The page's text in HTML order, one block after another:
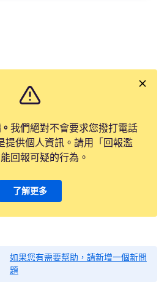
我們絕對不會要求您撥打電話
提供個人資訊。請用「回報濫
回報可疑的行為。
了解更多
如果您有需要幫助，請新增一個新問
題